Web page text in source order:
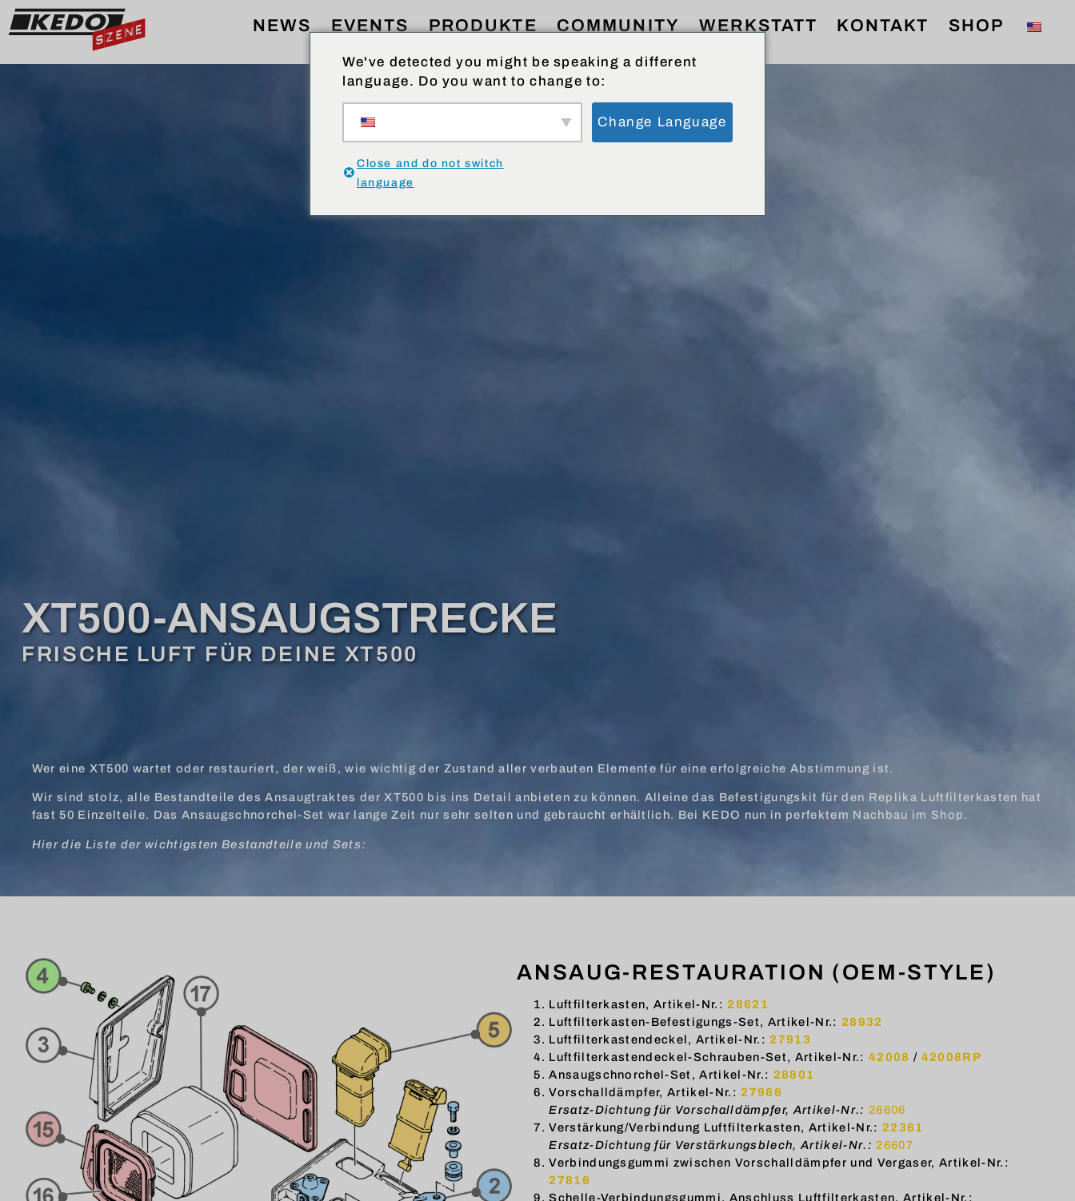
NEWS EVENTS PRODUKTE COMMUNITY WERKSTATT KONTAKT SHOP
XT500-ANSAUGSTRECKE
FRISCHE LUFT FÜR DEINE XT500
Wer eine XT500 wartet oder restauriert, der weiß, wie wichtig der Zustand aller verbauten Elemente für eine erfolgreiche Abstimmung ist.
Wir sind stolz, alle Bestandteile des Ansaugtraktes der XT500 bis ins Detail anbieten zu können. Alleine das Befestigungskit für den Replika Luftfilterkasten hat
fast 50 Einzelteile. Das Ansaugschnorchel-Set war lange Zeit nur sehr selten und gebraucht erhältlich. Bei KEDO nun in perfektem Nachbau im Shop.
Hier die Liste der wichtigsten Bestandteile und Sets:
ANSAUG-RESTAURATION (OEM-STYLE)
Luftfilterkasten, Artikel-Nr.: 28621
Luftfilterkasten-Befestigungs-Set, Artikel-Nr.: 28932
Luftfilterkastendeckel, Artikel-Nr.: 27913
Luftfilterkastendeckel-Schrauben-Set, Artikel-Nr.:42008 / 42008RP
Ansaugschnorchel-Set, Artikel-Nr.: 28801
Vorschalldämpfer, Artikel-Nr.: 27966
Ersatz-Dichtung für Vorschalldämpfer, Artikel-Nr.: 26606
Verstärkung/Verbindung Luftfilterkasten, Artikel-Nr.: 22361
Ersatz-Dichtung für Verstärkungsblech, Artikel-Nr.: 26607
Verbindungsgummi zwischen Vorschalldämpfer und Vergaser, Artikel-Nr.:
27816
Schelle-Verbindungsgummi, Anschluss Luftfilterkasten, Artikel-Nr.:
We've detected you might be speaking a different
language. Do you want to change to:
Change Language
Close and do not switch
language